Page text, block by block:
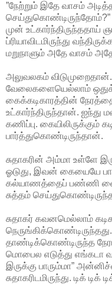
”நேற்றும் இதே வாசம்
முன் உட்கார்ந்திருந்ததாய்
ப்ரியாவிடமிருந்து
மறுநாளும் அதே வாசம்
அலுவலகம்
வேலைகளையெல்லாம்
கைக்கடிகாரத்தின்
உட்கார்ந்திருந்தான்.
கணிப்பு. கையிலிருக்கும்
பார்த்துகொண்டிருந்தான்.
சுதாகரின் அம்மா உள்ளே
ஓடுது, இவன் கையையே
கல்யாணத்தைப் பண்ணி
சுத்தம்
சுதாகர் கவனமெல்லாம்
தாண்டிக்கொண்டிருந்த
மொபைல எடுத்து எங்கடா
இருக்கு பாரும்மா”
சுதாகரிடமிருந்து. டிக்